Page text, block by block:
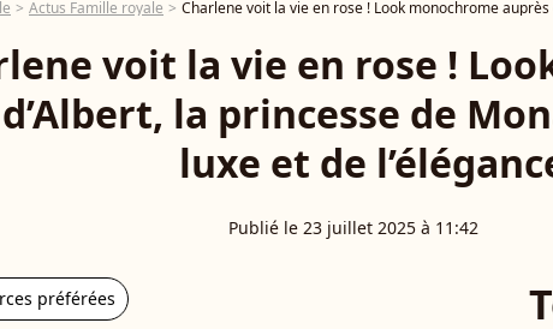
Actus Famille royale Charlene voit la vie en rose ! Look monochrome auprès
voit la vie en rose !
la princesse de
luxe et de
Publié le 23 juillet 2025 à 11:42
préférées